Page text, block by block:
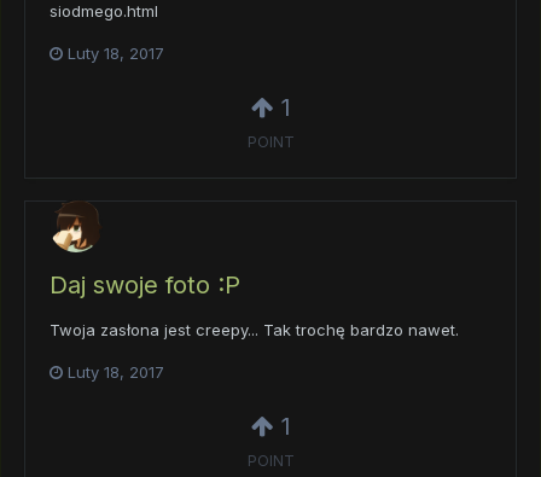
siodmego.html
Luty 18, 2017
1
POINT
Daj swoje foto :P
Twoja zasłona jest creepy... Tak trochę bardzo nawet.
Luty 18, 2017
1
POINT